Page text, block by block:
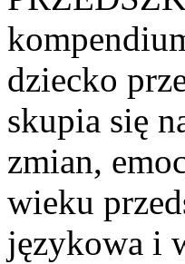
dziecko
skupia się
zmian,
wieku
językowa i